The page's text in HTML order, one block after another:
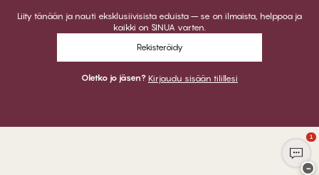
Liity tänään ja nauti eksklusiivisista eduista – se on ilmaista, helppoa ja
kaikki on SINUA varten.
Rekisteröidy
Oletko jo jäsen? Kirjaudu sisään tilillesi
1
−